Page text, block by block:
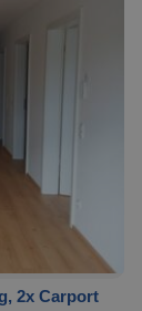
2x Carport